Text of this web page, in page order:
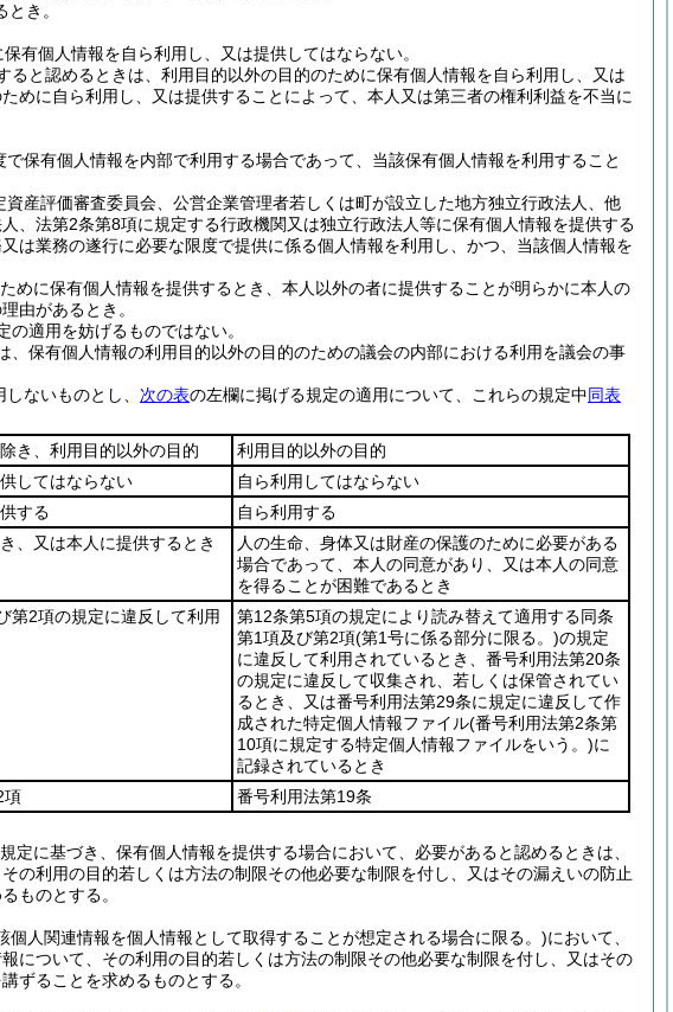
き。
有個人情報を自ら利用し、又は提供してはならない。
ると認めるときは、利用目的以外の目的のために保有個人情報を自ら利用し、又は
めに自ら利用し、又は提供することによって、本人又は第三者の権利利益を不当に
保有個人情報を内部で利用する場合であって、当該保有個人情報を利用すること
産評価審査委員会、公営企業管理者若しくは町が設立した地方独立行政法人、他
、法第2条第8項に規定する行政機関又は独立行政法人等に保有個人情報を提供する
は業務の遂行に必要な限度で提供に係る個人情報を利用し、かつ、当該個人情報を
めに保有個人情報を提供するとき、本人以外の者に提供することが明らかに本人の
由があるとき。
適用を妨げるものではない。
保有個人情報の利用目的以外の目的のための議会の内部における利用を議会の事
ないものとし、 次の表の左欄に掲げる規定の適用について、これらの規定中同表
き、利用目的以外の目的
利用目的以外の目的
してはならない
自ら利用してはならない
する
自ら利用する
、又は本人に提供するとき
人の生命、身体又は財産の保護のために必要がある
場合であって、本人の同意があり、又は本人の同意
を得ることが困難であるとき
第2項の規定に違反して利用
第12条第5項の規定により読み替えて適用する同条
第1項及び第2項(第1号に係る部分に限る。)の規定
に違反して利用されているとき、番号利用法第20条
の規定に違反して収集され、若しくは保管されてい
るとき、又は番号利用法第29条に規定に違反して作
成された特定個人情報ファイル(番号利用法第2条第
10項に規定する特定個人情報ファイルをいう。)に
記録されているとき
項
番号利用法第19条
定に基づき、保有個人情報を提供する場合において、必要があると認めるときは、
の利用の目的若しくは方法の制限その他必要な制限を付し、又はその漏えいの防止
ものとする。
個人関連情報を個人情報として取得することが想定される場合に限る。)において、
について、その利用の目的若しくは方法の制限その他必要な制限を付し、又はその
ずることを求めるものとする。